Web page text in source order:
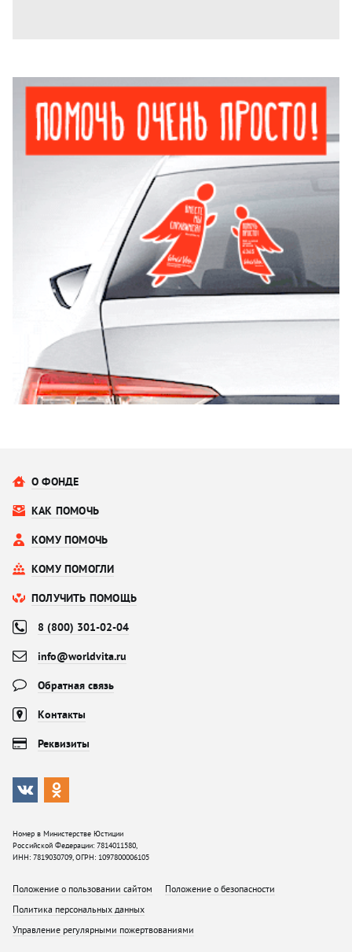
О ФОНДЕ
КАК ПОМОЧЬ
КОМУ ПОМОЧЬ
КОМУ ПОМОГЛИ
ПОЛУЧИТЬ ПОМОЩЬ
8 (800) 301-02-04
info@worldvita.ru
Обратная связь
Контакты
Реквизиты
Номер в Министерстве Юстиции
Российской Федерации: 7814011580,
ИНН: 7819030709, ОГРН: 1097800006105
Положение о пользовании сайтом
Положение о безопасности
Политика персональных данных
Управление регулярными пожертвованиями